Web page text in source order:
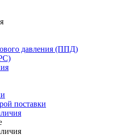
давления (ППД)
поставки